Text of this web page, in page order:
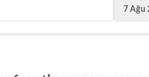
7 Ağu